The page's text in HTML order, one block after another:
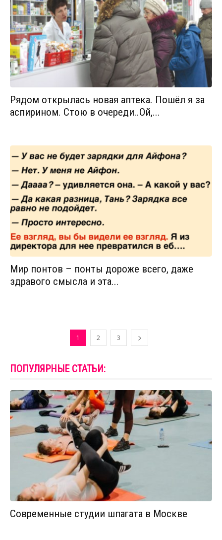
Рядом открылась новая аптека. Пошёл я за
аспирином. Стою в очереди..Ой,...
Мир понтов – понты дороже всего, даже
здравого смысла и эта...
1 2 3
ПОПУЛЯРНЫЕ СТАТЬИ:
Современные студии шпагата в Москве